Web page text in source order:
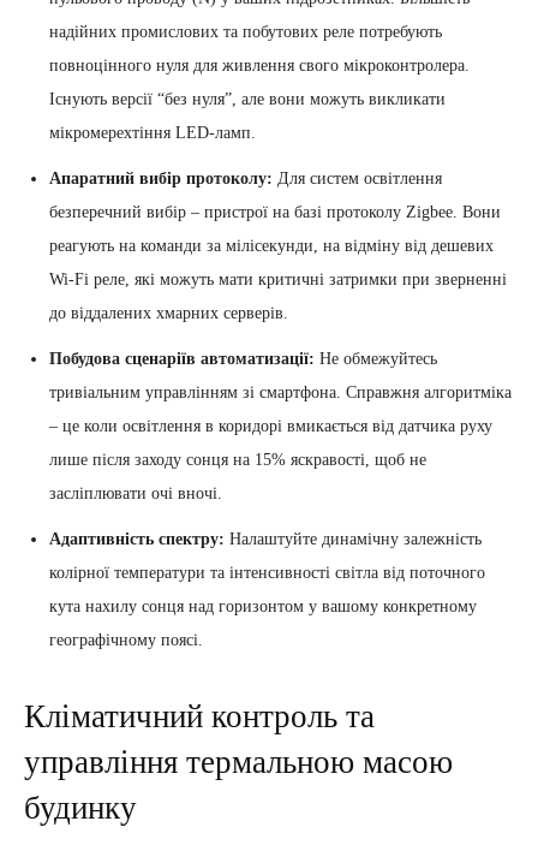
надійних промислових та побутових реле потребують
повноцінного нуля для живлення свого мікроконтролера.
Існують версії “без нуля”, але вони можуть викликати
мікромерехтіння LED-ламп.
Апаратний вибір протоколу: Для систем освітлення
безперечний вибір – пристрої на базі протоколу Zigbee. Вони
реагують на команди за мілісекунди, на відміну від дешевих
Wi-Fi реле, які можуть мати критичні затримки при зверненні
до віддалених хмарних серверів.
Побудова сценаріїв автоматизації: Не обмежуйтесь
тривіальним управлінням зі смартфона. Справжня алгоритміка
– це коли освітлення в коридорі вмикається від датчика руху
лише після заходу сонця на 15% яскравості, щоб не
засліплювати очі вночі.
Адаптивність спектру: Налаштуйте динамічну залежність
колірної температури та інтенсивності світла від поточного
кута нахилу сонця над горизонтом у вашому конкретному
географічному поясі.
Кліматичний контроль та
управління термальною масою
будинку